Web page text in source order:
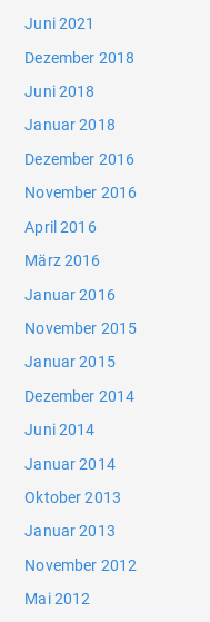
Juni 2021
Dezember 2018
Juni 2018
Januar 2018
Dezember 2016
November 2016
April 2016
März 2016
Januar 2016
November 2015
Januar 2015
Dezember 2014
Juni 2014
Januar 2014
Oktober 2013
Januar 2013
November 2012
Mai 2012